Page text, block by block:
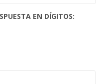
EN DÍGITOS: